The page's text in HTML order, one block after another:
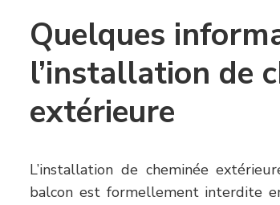
Quelques
l’installation de
extérieure
L’installation de cheminée
balcon est formellement interdite